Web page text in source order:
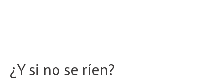
¿Y si no se ríen?